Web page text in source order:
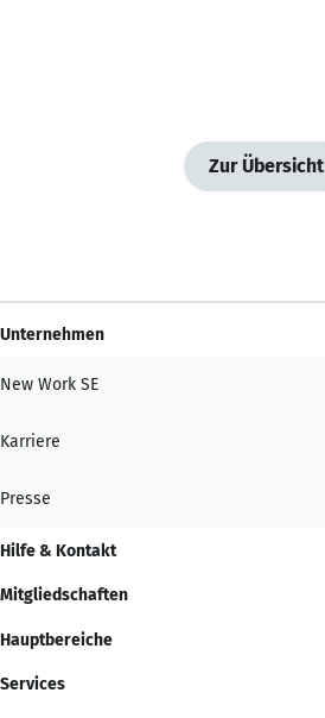
Zur Übersicht
Unternehmen
New Work SE
Karriere
Presse
Hilfe & Kontakt
Mitgliedschaften
Hauptbereiche
Services